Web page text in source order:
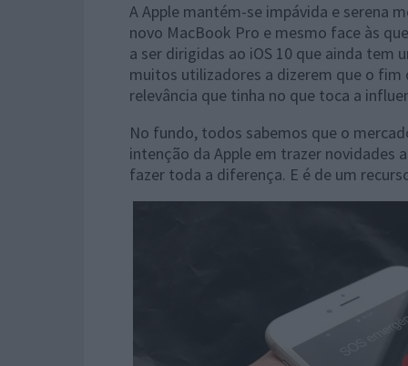
A Apple mantém-se impávida e serena
novo MacBook Pro e mesmo face às
a ser dirigidas ao iOS 10 que ainda tem
muitos utilizadores a dizerem que o fim
relevância que tinha no que toca a
No fundo, todos sabemos que o
intenção da Apple em trazer novidades
fazer toda a diferença. E é de um